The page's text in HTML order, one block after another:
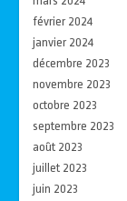
février 2024
janvier 2024
décembre 2023
novembre 2023
octobre 2023
septembre 2023
août 2023
juillet 2023
juin 2023